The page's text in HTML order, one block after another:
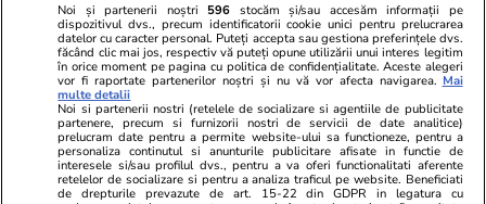
Meseria pe care o practică doar patru români.
Cum a ajuns Monica Bogdan instructoare de
delfini de la Constanța: „În niciun caz nu sunt
constrânși sau obligați să facă ceva”
Știri România 02 aug.
Noi și partenerii noștri 596 stocăm și/sau accesăm informații pe
dispozitivul dvs., precum identificatorii cookie unici pentru prelucrarea
datelor cu caracter personal. Puteți accepta sau gestiona preferințele dvs.
făcând clic mai jos, respectiv vă puteți opune utilizării unui interes legitim
în orice moment pe pagina cu politica de confidențialitate. Aceste alegeri
vor fi raportate partenerilor noștri și nu vă vor afecta navigarea. Mai
multe detalii
Noi si partenerii nostri (retelele de socializare si agentiile de publicitate
partenere, precum si furnizorii nostri de servicii de date analitice)
prelucram date pentru a permite website-ului sa functioneze, pentru a
personaliza continutul si anunturile publicitare afisate in functie de
interesele si/sau profilul dvs., pentru a va oferi functionalitati aferente
retelelor de socializare si pentru a analiza traficul pe website. Beneficiati
de drepturile prevazute de art. 15-22 din GDPR in legatura cu